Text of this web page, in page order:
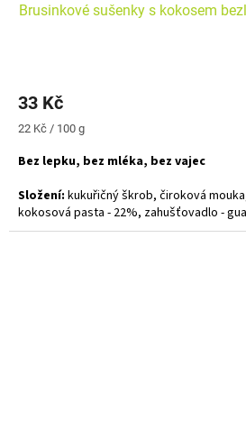
Brusinkové sušenky s kokosem
33 Kč
Měrná
22 Kč / 100 g
Bez lepku, bez mléka, bez vajec
Složení: kukuřičný škrob, čiroková
kokosová pasta - 22%, zahušťovadlo -
kypřící prášek bez fosfátů, vanilka,
bezinkový koncentrát, slunečnicový